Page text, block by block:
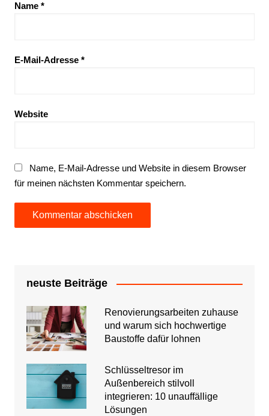
Name *
E-Mail-Adresse *
Website
Name, E-Mail-Adresse und Website in diesem Browser
für meinen nächsten Kommentar speichern.
neuste Beiträge
Renovierungsarbeiten zuhause
und warum sich hochwertige
Baustoffe dafür lohnen
Schlüsseltresor im
Außenbereich stilvoll
integrieren: 10 unauffällige
Lösungen